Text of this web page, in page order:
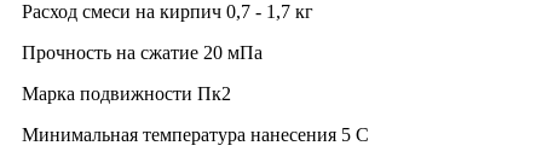
Расход смеси на кирпич 0,7 - 1,7 кг
Прочность на сжатие 20 мПа
Марка подвижности Пк2
Минимальная температура нанесения 5 C